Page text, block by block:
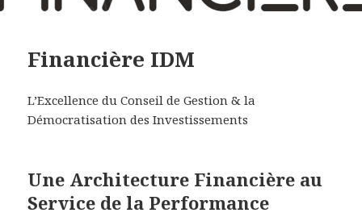
Financière IDM
L’Excellence du Conseil de Gestion & la
Démocratisation des Investissements
Une Architecture Financière au
Service de la Performance